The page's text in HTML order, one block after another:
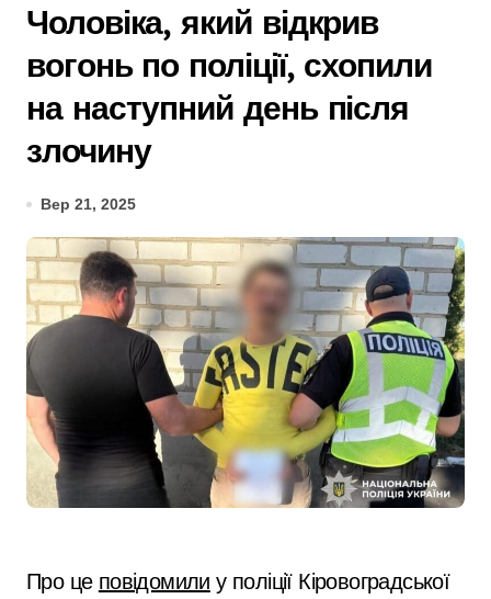
Чоловіка, який відкрив
вогонь по поліції, схопили
на наступний день після
злочину
Вер 21, 2025
Про це повідомили у поліції Кіровоградської